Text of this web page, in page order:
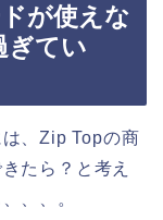
が使えな
ぎてい
、Zip Topの商
たら？と考え
、、。